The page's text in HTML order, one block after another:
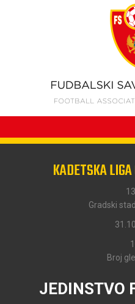
KADETSKA
Gradski
Broj
JEDINSTVO